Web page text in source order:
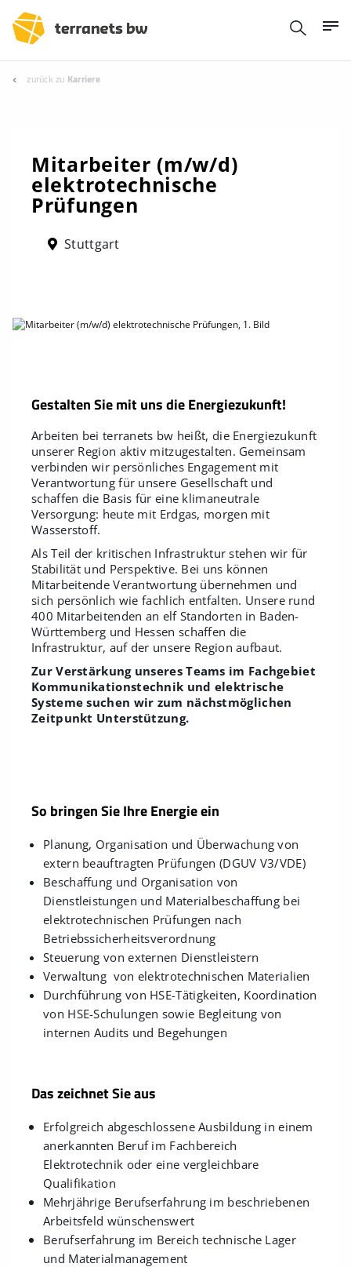
zurück zu Karriere
Mitarbeiter (m/w/d)
elektrotechnische
Prüfungen
Stuttgart
Gestalten Sie mit uns die Energiezukunft!
Arbeiten bei terranets bw heißt, die Energiezukunft
unserer Region aktiv mitzugestalten. Gemeinsam
verbinden wir persönliches Engagement mit
Verantwortung für unsere Gesellschaft und
schaffen die Basis für eine klimaneutrale
Versorgung: heute mit Erdgas, morgen mit
Wasserstoff.
Als Teil der kritischen Infrastruktur stehen wir für
Stabilität und Perspektive. Bei uns können
Mitarbeitende Verantwortung übernehmen und
sich persönlich wie fachlich entfalten. Unsere rund
400 Mitarbeitenden an elf Standorten in Baden-
Württemberg und Hessen schaffen die
Infrastruktur, auf der unsere Region aufbaut.
Zur Verstärkung unseres Teams im Fachgebiet
Kommunikationstechnik und elektrische
Systeme suchen wir zum nächstmöglichen
Zeitpunkt Unterstützung.
So bringen Sie Ihre Energie ein
Planung, Organisation und Überwachung von
extern beauftragten Prüfungen (DGUV V3/VDE)
Beschaffung und Organisation von
Dienstleistungen und Materialbeschaffung bei
elektrotechnischen Prüfungen nach
Betriebssicherheitsverordnung
Steuerung von externen Dienstleistern
Verwaltung von elektrotechnischen Materialien
Durchführung von HSE-Tätigkeiten, Koordination
von HSE-Schulungen sowie Begleitung von
internen Audits und Begehungen
Das zeichnet Sie aus
Erfolgreich abgeschlossene Ausbildung in einem
anerkannten Beruf im Fachbereich
Elektrotechnik oder eine vergleichbare
Qualifikation
Mehrjährige Berufserfahrung im beschriebenen
Arbeitsfeld wünschenswert
Berufserfahrung im Bereich technische Lager
und Materialmanagement